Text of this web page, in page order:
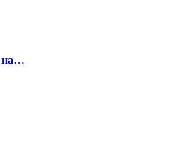
на…